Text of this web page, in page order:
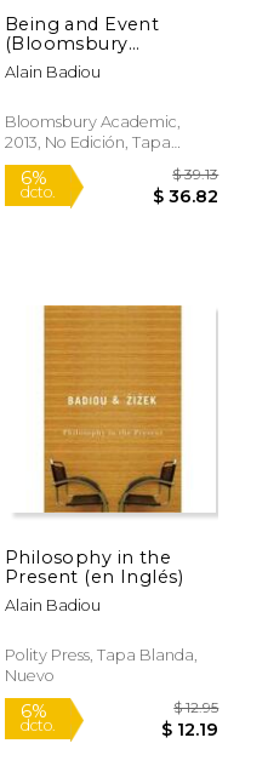
Being and Event
(Bloomsbury
Revelations) (en
Inglés)
Alain Badiou
Bloomsbury Academic,
2013, No Edición, Tapa
Blanda, Nuevo
dcto.
Rápido
Philosophy in the
Present (en Inglés)
Alain Badiou
Polity Press, Tapa Blanda,
Nuevo